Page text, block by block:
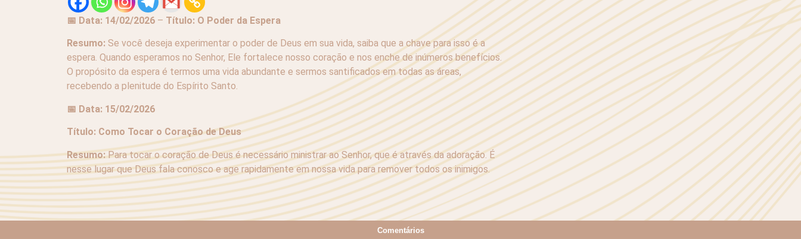
📅 Data: 14/02/2026 – Título: O Poder da Espera
Resumo: Se você deseja experimentar o poder de Deus em sua vida, saiba que a chave para isso é a
espera. Quando esperamos no Senhor, Ele fortalece nosso coração e nos enche de inúmeros benefícios.
O propósito da espera é termos uma vida abundante e sermos santificados em todas as áreas,
recebendo a plenitude do Espírito Santo.
📅 Data: 15/02/2026
Título: Como Tocar o Coração de Deus
Resumo:Para tocar o coração de Deus é necessário ministrar ao Senhor, que é através da adoração. É
nesse lugar que Deus fala conosco e age rapidamente em nossa vida para remover todos os inimigos.
Comentários